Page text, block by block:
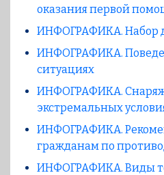
оказания первой
ИНФОГРАФИКА. Набор
ИНФОГРАФИКА.
ситуациях
ИНФОГРАФИКА.
экстремальных
ИНФОГРАФИКА.
гражданам по
ИНФОГРАФИКА. Виды